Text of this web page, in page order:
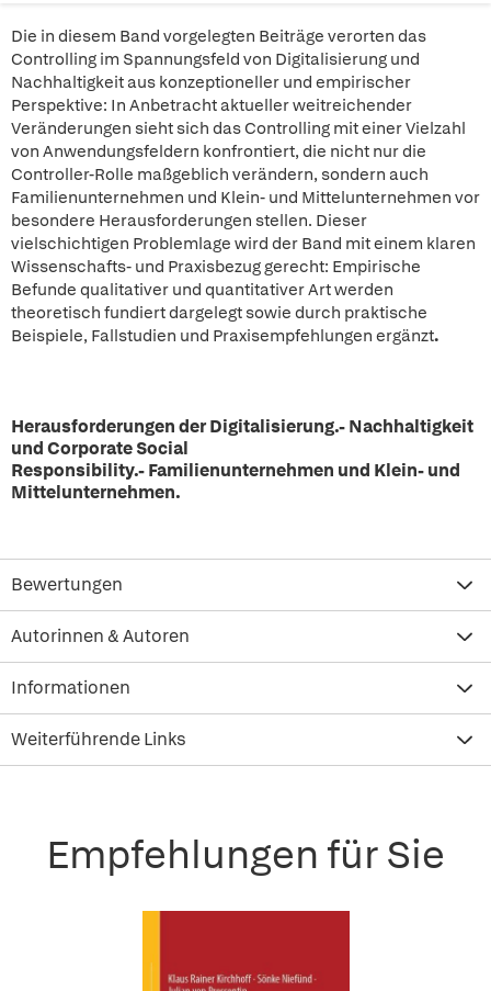
Die in diesem Band vorgelegten Beiträge verorten das
Controlling im Spannungsfeld von Digitalisierung und
Nachhaltigkeit aus konzeptioneller und empirischer
Perspektive: In Anbetracht aktueller weitreichender
Veränderungen sieht sich das Controlling mit einer Vielzahl
von Anwendungsfeldern konfrontiert, die nicht nur die
Controller-Rolle maßgeblich verändern, sondern auch
Familienunternehmen und Klein- und Mittelunternehmen vor
besondere Herausforderungen stellen. Dieser
vielschichtigen Problemlage wird der Band mit einem klaren
Wissenschafts- und Praxisbezug gerecht: Empirische
Befunde qualitativer und quantitativer Art werden
theoretisch fundiert dargelegt sowie durch praktische
Beispiele, Fallstudien und Praxisempfehlungen ergänzt.
Herausforderungen der Digitalisierung.- Nachhaltigkeit
und Corporate Social
Responsibility.- Familienunternehmen und Klein- und
Mittelunternehmen.
Bewertungen
Autorinnen & Autoren
Informationen
Weiterführende Links
Empfehlungen für Sie